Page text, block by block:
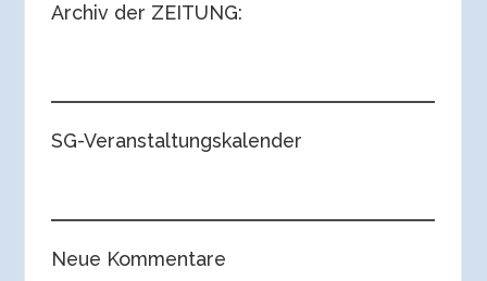
Archiv der ZEITUNG:
SG-Veranstaltungskalender
Neue Kommentare